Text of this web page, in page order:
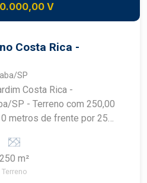
V
Costa Rica -
SP
Costa Rica -
SP - Terreno com 250,00
metros de frente por 25
ou investimento; -
e com grande
- Região tranquila,
250 m²
Terreno